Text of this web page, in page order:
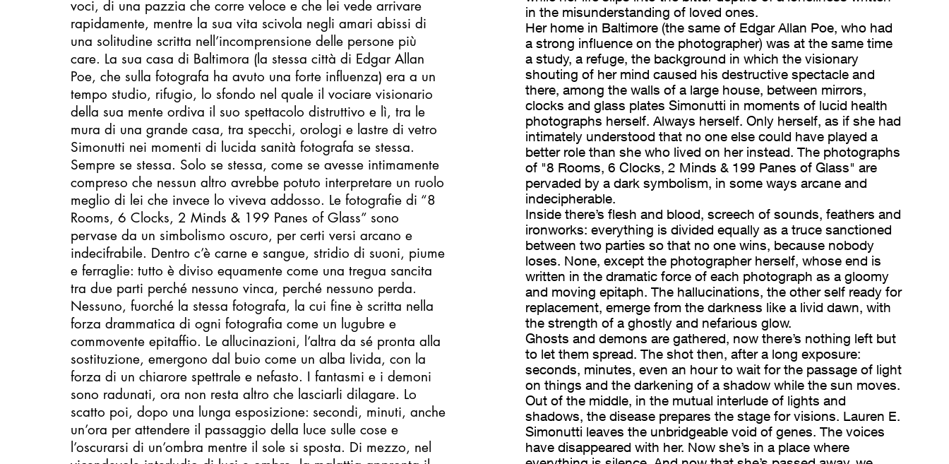
voci, di una pazzia che corre veloce e che lei vede arrivare
rapidamente, mentre la sua vita scivola negli amari abissi di
una solitudine scritta nell’incomprensione delle persone più
care. La sua casa di Baltimora (la stessa città di Edgar Allan
Poe, che sulla fotografa ha avuto una forte influenza) era a un
tempo studio, rifugio, lo sfondo nel quale il vociare visionario
della sua mente ordiva il suo spettacolo distruttivo e lì, tra le
mura di una grande casa, tra specchi, orologi e lastre di vetro
Simonutti nei momenti di lucida sanità fotografa se stessa.
Sempre se stessa. Solo se stessa, come se avesse intimamente
compreso che nessun altro avrebbe potuto interpretare un ruolo
meglio di lei che invece lo viveva addosso. Le fotografie di “8
Rooms, 6 Clocks, 2 Minds & 199 Panes of Glass” sono
pervase da un simbolismo oscuro, per certi versi arcano e
indecifrabile. Dentro c’è carne e sangue, stridio di suoni, piume
e ferraglie: tutto è diviso equamente come una tregua sancita
tra due parti perché nessuno vinca, perché nessuno perda.
Nessuno, fuorché la stessa fotografa, la cui fine è scritta nella
forza drammatica di ogni fotografia come un lugubre e
commovente epitaffio. Le allucinazioni, l’altra da sé pronta alla
sostituzione, emergono dal buio come un alba livida, con la
forza di un chiarore spettrale e nefasto. I fantasmi e i demoni
sono radunati, ora non resta altro che lasciarli dilagare. Lo
scatto poi, dopo una lunga esposizione: secondi, minuti, anche
un’ora per attendere il passaggio della luce sulle cose e
l’oscurarsi di un’ombra mentre il sole si sposta. Di mezzo, nel
in the misunderstanding of loved ones.
Her home in Baltimore (the same of Edgar Allan Poe, who had
a strong influence on the photographer) was at the same time
a study, a refuge, the background in which the visionary
shouting of her mind caused his destructive spectacle and
there, among the walls of a large house, between mirrors,
clocks and glass plates Simonutti in moments of lucid health
photographs herself. Always herself. Only herself, as if she had
intimately understood that no one else could have played a
better role than she who lived on her instead. The photographs
of "8 Rooms, 6 Clocks, 2 Minds & 199 Panes of Glass" are
pervaded by a dark symbolism, in some ways arcane and
indecipherable.
Inside there’s flesh and blood, screech of sounds, feathers and
ironworks: everything is divided equally as a truce sanctioned
between two parties so that no one wins, because nobody
loses. None, except the photographer herself, whose end is
written in the dramatic force of each photograph as a gloomy
and moving epitaph. The hallucinations, the other self ready for
replacement, emerge from the darkness like a livid dawn, with
the strength of a ghostly and nefarious glow.
Ghosts and demons are gathered, now there’s nothing left but
to let them spread. The shot then, after a long exposure:
seconds, minutes, even an hour to wait for the passage of light
on things and the darkening of a shadow while the sun moves.
Out of the middle, in the mutual interlude of lights and
shadows, the disease prepares the stage for visions. Lauren E.
Simonutti leaves the unbridgeable void of genes. The voices
have disappeared with her. Now she’s in a place where